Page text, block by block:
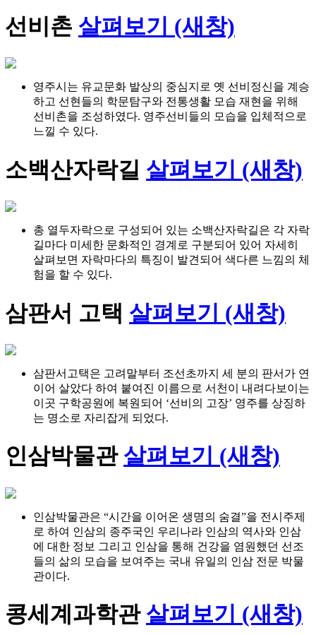
선비촌 살펴보기 (새창)
영주시는 유교문화 발상의 중심지로 옛 선비정신을 계승
하고 선현들의 학문탐구와 전통생활 모습 재현을 위해
선비촌을 조성하였다. 영주선비들의 모습을 입체적으로
느낄 수 있다.
소백산자락길 살펴보기 (새창)
총 열두자락으로 구성되어 있는 소백산자락길은 각 자락
길마다 미세한 문화적인 경계로 구분되어 있어 자세히
살펴보면 자락마다의 특징이 발견되어 색다른 느낌의 체
험을 할 수 있다.
삼판서 고택 살펴보기 (새창)
삼판서고택은 고려말부터 조선초까지 세 분의 판서가 연
이어 살았다 하여 붙여진 이름으로 서천이 내려다보이는
이곳 구학공원에 복원되어 ‘선비의 고장’ 영주를 상징하
는 명소로 자리잡게 되었다.
인삼박물관 살펴보기 (새창)
인삼박물관은 “시간을 이어온 생명의 숨결”을 전시주제
로 하여 인삼의 종주국인 우리나라 인삼의 역사와 인삼
에 대한 정보 그리고 인삼을 통해 건강을 염원했던 선조
들의 삶의 모습을 보여주는 국내 유일의 인삼 전문 박물
관이다.
콩세계과학관 살펴보기 (새창)